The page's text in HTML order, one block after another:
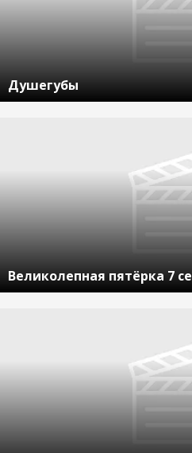
Душегубы
Великолепная пятёрка 7